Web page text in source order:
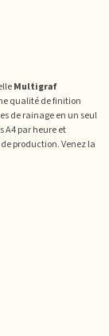
Multigraf
qualité de finition
de rainage en un seul
A4 par heure et
production. Venez la